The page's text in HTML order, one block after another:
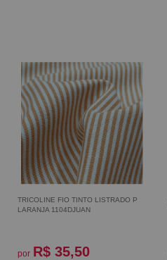
TRICOLINE FIO TINTO LISTRADO P
LARANJA 1104DJUAN
por R$ 35,50